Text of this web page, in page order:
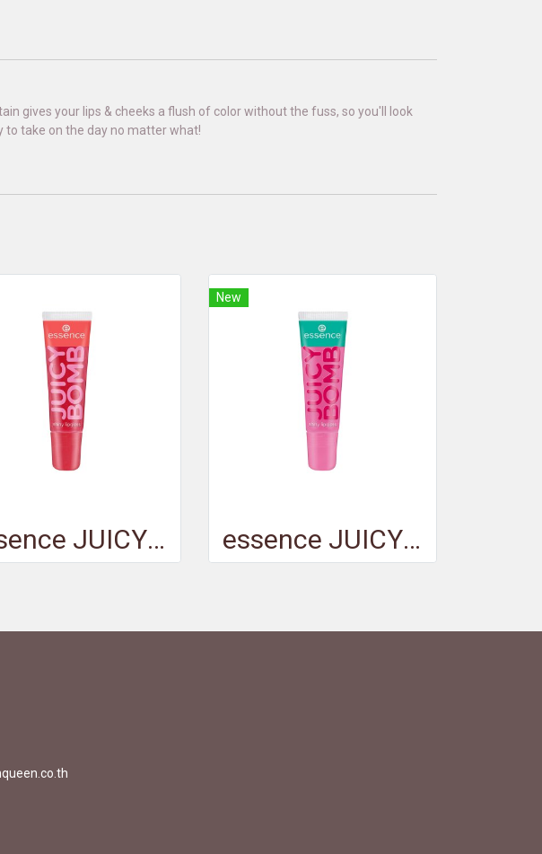
gives your lips & cheeks a flush of color without the fuss, so you'll look
to take on the day no matter what!
essence JUICY BOMB shiny lipgloss 104 - เอสเซนส์จูซซี่บอมบ์ชายน์นี่ลิปกลอส104
New
essence JUICY BOMB shiny lipgloss 102 - เอสเซนส์จูซซี่บอมบ์ชายน์นี่ลิปกลอส102